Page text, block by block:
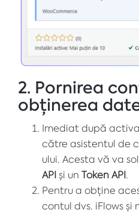
2. Pornirea
obținerea
Imediat după
către asistentul de
ului. Acesta vă va
API și un Token API.
Pentru a obține
contul dvs. iFlows și